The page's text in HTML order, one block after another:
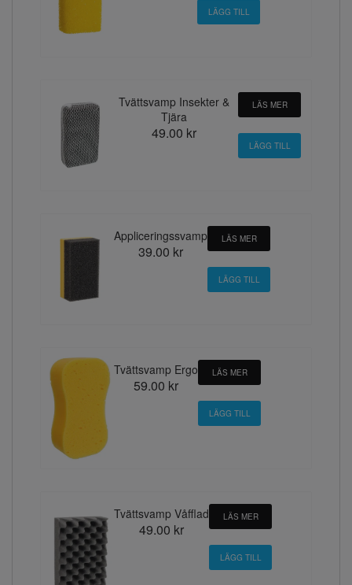
Tvättsvamp Insekter &
Tjära
49.00 kr
LÄS MER
Appliceringssvamp
39.00 kr
LÄS MER
Tvättsvamp Ergo
59.00 kr
LÄS MER
Tvättsvamp Våfflad
49.00 kr
LÄS MER